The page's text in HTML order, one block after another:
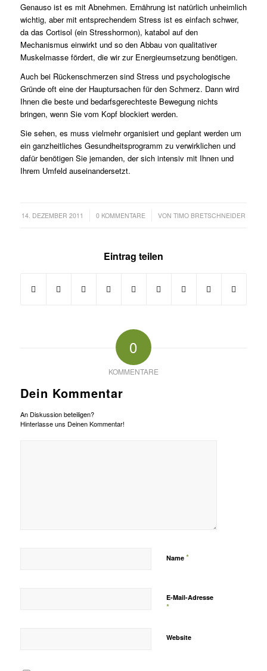
Genauso ist es mit Abnehmen. Ernährung ist natürlich unheimlich
wichtig, aber mit entsprechendem Stress ist es einfach schwer,
da das Cortisol (ein Stresshormon), katabol auf den
Mechanismus einwirkt und so den Abbau von qualitativer
Muskelmasse fördert, die wir zur Energieumsetzung benötigen.
Auch bei Rückenschmerzen sind Stress und psychologische
Gründe oft eine der Hauptursachen für den Schmerz. Dann wird
Ihnen die beste und bedarfsgerechteste Bewegung nichts
bringen, wenn Sie vom Kopf blockiert werden.
Sie sehen, es muss vielmehr organisiert und geplant werden um
ein ganzheitliches Gesundheitsprogramm zu verwirklichen und
dafür benötigen Sie jemanden, der sich intensiv mit Ihnen und
Ihrem Umfeld auseinandersetzt.
14. DEZEMBER 2011
/ 0 KOMMENTARE
/ VON TIMO BRETSCHNEIDER
Eintrag teilen
0
KOMMENTARE
Dein Kommentar
An Diskussion beteiligen?
Hinterlasse uns Deinen Kommentar!
Name *
E-Mail-Adresse
*
Website